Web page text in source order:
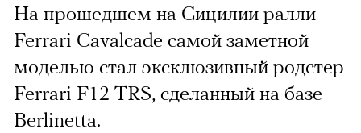
На прошедшем на Сицилии ралли
Ferrari Cavalcade самой заметной
моделью стал эксклюзивный родстер
Ferrari F12 TRS, сделанный на базе
Berlinetta.